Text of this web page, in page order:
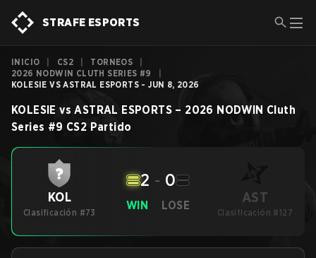
STRAFE ESPORTS
INICIO CS2 TORNEOS
2026 NODWIN CLUTH SERIES #9
KOLESIE VS ASTRAL ESPORTS - JUN 8, 2026
KOLESIE vs ASTRAL ESPORTS – 2026 NODWIN Cluth
Series #9 CS2 Partido
KOL
Clasificación #73
WIN
2 - 0
LOSE AST
Clasificación #127